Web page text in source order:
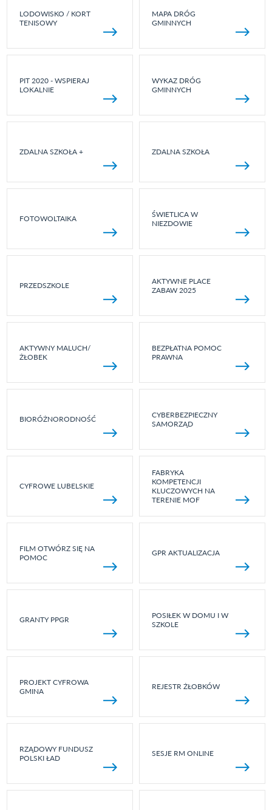
LODOWISKO / KORT
TENISOWY
MAPA DRÓG
GMINNYCH
PIT 2020 - WSPIERAJ
LOKALNIE
WYKAZ DRÓG
GMINNYCH
ZDALNA SZKOŁA + ZDALNA SZKOŁA
FOTOWOLTAIKA
ŚWIETLICA W
NIEZDOWIE
PRZEDSZKOLE
AKTYWNE PLACE
ZABAW 2025
AKTYWNY MALUCH/
ŻŁOBEK
BEZPŁATNA POMOC
PRAWNA
BIORÓŻNORODNOŚĆ
CYBERBEZPIECZNY
SAMORZĄD
CYFROWE LUBELSKIE
FABRYKA
KOMPETENCJI
KLUCZOWYCH NA
TERENIE MOF
FILM OTWÓRZ SIĘ NA
POMOC
GPR AKTUALIZACJA
GRANTY PPGR
POSIŁEK W DOMU I W
SZKOLE
PROJEKT CYFROWA
GMINA
REJESTR ŻŁOBKÓW
RZĄDOWY FUNDUSZ
POLSKI ŁAD
SESJE RM ONLINE